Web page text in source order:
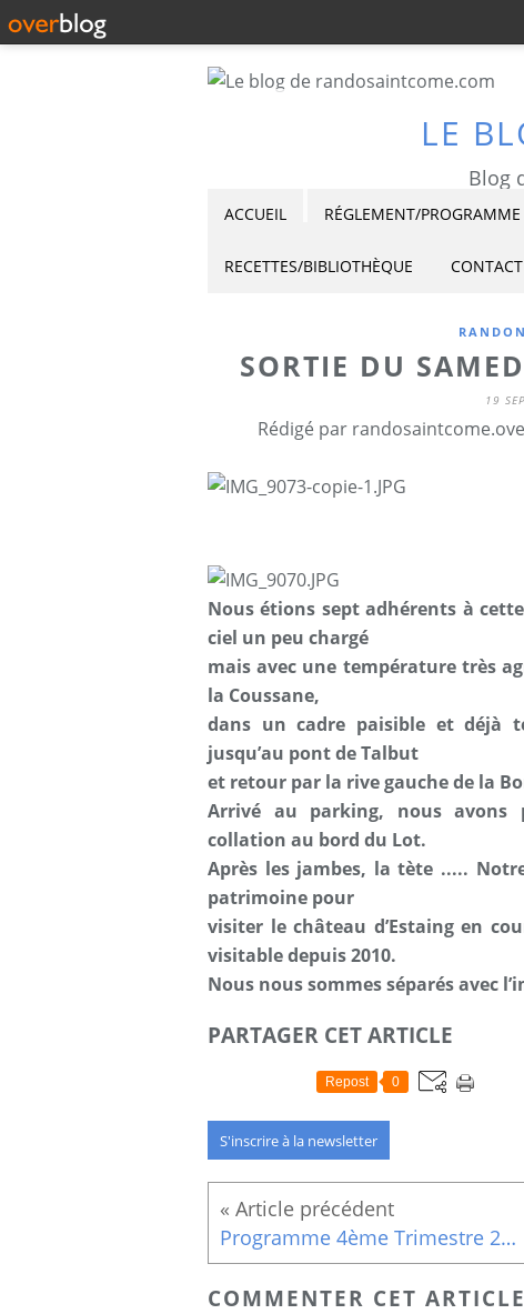
LE
Blog
ACCUEIL RÉGLEMENT/
RECETTES/BIBLIOTHÈQUE CONTACT
SORTIE DU
19
Rédigé par
Nous étions sept adhérents à
ciel un peu chargé
mais avec une température très
la Coussane,
dans un cadre paisible et déjà
jusqu’au pont de Talbut
et retour par la rive gauche de la
Arrivé au parking, nous avons
collation au bord du Lot.
Après les jambes, la tète .....
patrimoine pour
visiter le château d’Estaing en
visitable depuis 2010.
Nous nous sommes séparés avec
PARTAGER CET ARTICLE
Repost 0
S'inscrire à la newsletter
Programme 4ème Trimestre 2011
COMMENTER CET ARTICLE